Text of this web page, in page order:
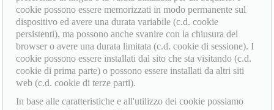
cookie possono essere memorizzati in modo permanente sul
dispositivo ed avere una durata variabile (c.d. cookie
persistenti), ma possono anche svanire con la chiusura del
browser o avere una durata limitata (c.d. cookie di sessione). I
cookie possono essere installati dal sito che sta visitando (c.d.
cookie di prima parte) o possono essere installati da altri siti
web (c.d. cookie di terze parti).
In base alle caratteristiche e all'utilizzo dei cookie possiamo